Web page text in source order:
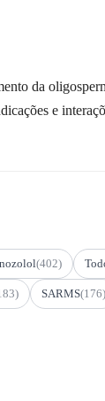
da
e
(402)
SARMS(176)